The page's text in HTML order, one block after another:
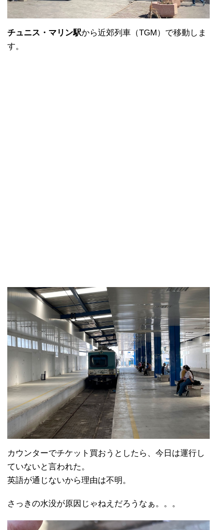
チュニス・マリン駅から近郊列車（TGM）で移動しま
す。
カウンターでチケット買おうとしたら、今日は運行し
ていないと言われた。
英語が通じないから理由は不明。
さっきの水没が原因じゃねえだろうなぁ。。。